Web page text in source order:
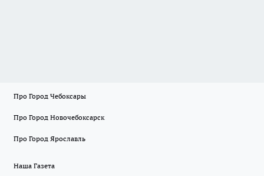
Про Город Чебоксары
Про Город Новочебоксарск
Про Город Ярославль
Наша Газета